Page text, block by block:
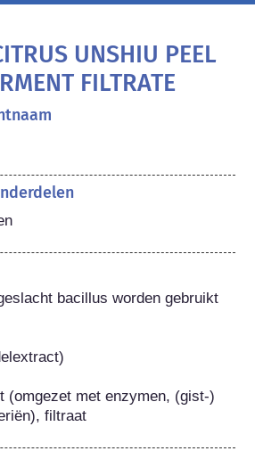
UNSHIU PEEL
FILTRATE
bacillus worden gebruikt
(omgezet met enzymen, (gist-)
filtraat